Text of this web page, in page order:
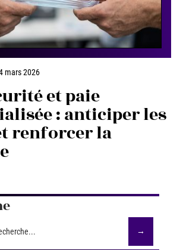
mars 2026
et paie
: anticiper les
renforcer la